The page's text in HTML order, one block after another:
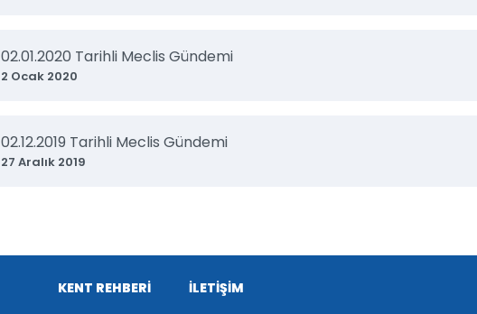
02.01.2020 Tarihli Meclis Gündemi
2 Ocak 2020
02.12.2019 Tarihli Meclis Gündemi
27 Aralık 2019
KENT REHBERİ İLETİŞİM